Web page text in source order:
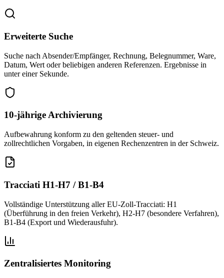
Erweiterte Suche
Suche nach Absender/Empfänger, Rechnung, Belegnummer, Ware,
Datum, Wert oder beliebigen anderen Referenzen. Ergebnisse in
unter einer Sekunde.
10-jährige Archivierung
Aufbewahrung konform zu den geltenden steuer- und
zollrechtlichen Vorgaben, in eigenen Rechenzentren in der Schweiz.
Tracciati H1-H7 / B1-B4
Vollständige Unterstützung aller EU-Zoll-Tracciati: H1
(Überführung in den freien Verkehr), H2-H7 (besondere Verfahren),
B1-B4 (Export und Wiederausfuhr).
Zentralisiertes Monitoring